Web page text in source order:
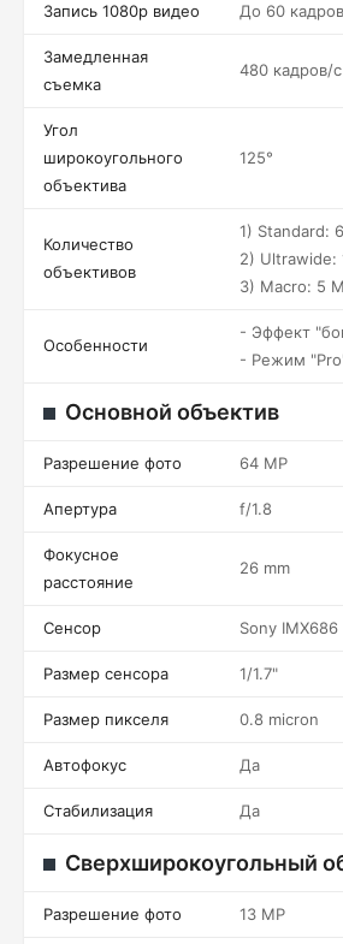
Запись 1080p видео До 60
Замедленная
съемка
480 кадров/
Угол
широкоугольного
объектива
125°
Количество
объективов
1) Standard:
2) Ultrawide:
3) Macro: 5
Особенности
- Эффект
- Режим
Основной объектив
Разрешение фото 64 MP
Апертура f/1.8
Фокусное
расстояние
26 mm
Сенсор Sony IMX686
Размер сенсора 1/1.7"
Размер пикселя 0.8 micron
Автофокус Да
Стабилизация Да
Сверхширокоугольный
Разрешение фото 13 MP